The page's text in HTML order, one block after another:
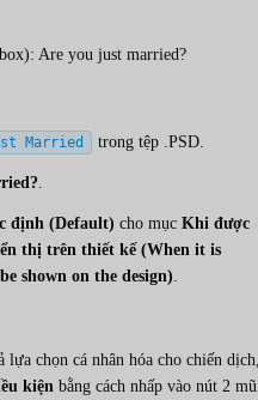
Are you just married?
Married trong tệp .PSD.
.
định (Default) cho mục Khi được
thị trên thiết kế (When it is
shown on the design).
lựa chọn cá nhân hóa cho chiến
kiện bằng cách nhấp vào nút 2